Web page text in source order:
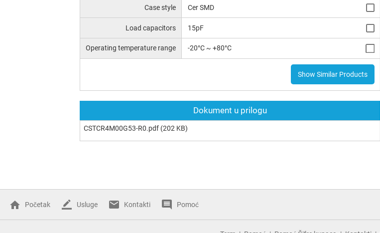
Case style Cer SMD
Load capacitors 15pF
Operating temperature range -20°C ~ +80°C
Show Similar Products
Dokument u prilogu
CSTCR4M00G53-R0.pdf (202 KB)
Početak Usluge Kontakti Pomoć